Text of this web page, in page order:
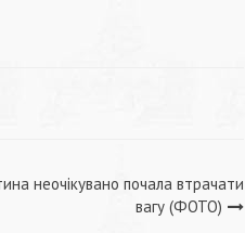
неочікувано почала втрачати
вагу (ФОТО)